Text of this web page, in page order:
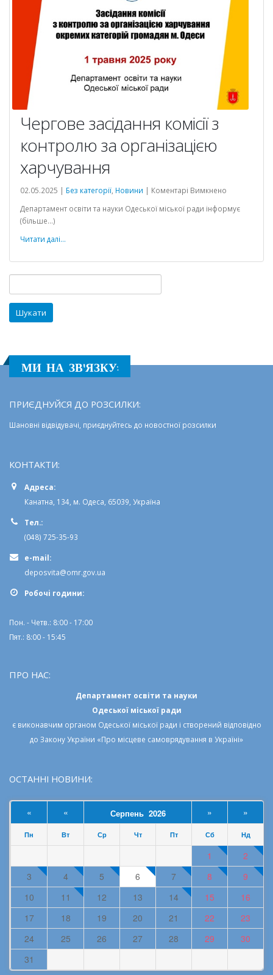
Чергове засідання комісії з
контролю за організацією
харчування
02.05.2025 | Без категорії Новини | Коментарі Вимкнено
засідання
за
Департамент освіти та науки Одеської міської ради інформує
(більше…)
Читати далі...
МИ НА ЗВ'ЯЗКУ:
ПРИЄДНУЙСЯ ДО РОЗСИЛКИ:
Шановні відвідувачі, приєднуйтесь до новостної розсилки
КОНТАКТИ:
Адреса:
Канатна, 134, м. Одеса, 65039, Україна
Тел.:
(048) 725-35-93
e-mail:
deposvita@omr.gov.ua
Робочi години:
Пон. - Четв.: 8:00 - 17:00
Пят.: 8:00 - 15:45
ПРО НАС:
Департамент освіти та науки
Одеської міської ради
є виконавчим органом Одеської міської ради і створений відповідно
до Закону України «Про місцеве самоврядування в Україні»
ОСТАННІ НОВИНИ:
« « Серпень 2026 » »
Пн Вт Ср Чт Пт Сб Нд
1
2
3
4 5 6 7 8
9
10
11 12 13 14 15
16
17
18 19 20 21 22
23
24
25 26 27 28 29
30
31